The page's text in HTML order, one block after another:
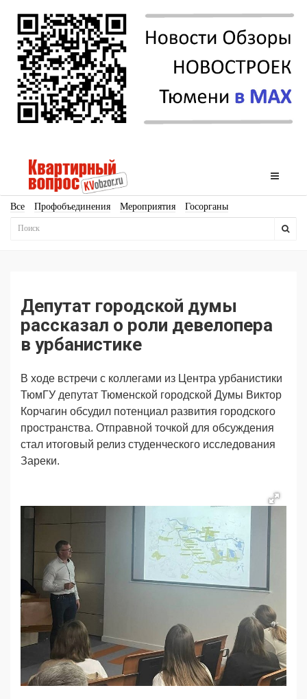
Все Профобъединения Мероприятия Госорганы
Новостройки
Продвижение Поздравляем
Ещё
Депутат городской думы
рассказал о роли девелопера
в урбанистике
В ходе встречи с коллегами из Центра урбанистики
ТюмГУ депутат Тюменской городской Думы Виктор
Корчагин обсудил потенциал развития городского
пространства. Отправной точкой для обсуждения
стал итоговый релиз студенческого исследования
Зареки.